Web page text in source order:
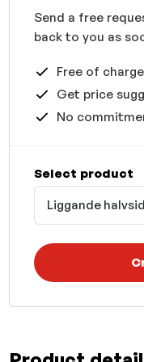
Send a free
back to you as
Free of charge
Get price
No
Select product
Liggande